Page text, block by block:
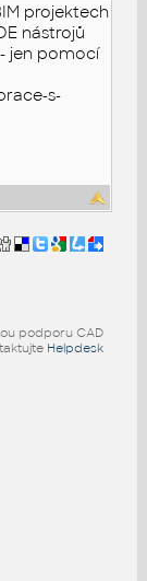
projektech
nástrojů
jen pomocí
s-
podporu CAD
Helpdesk